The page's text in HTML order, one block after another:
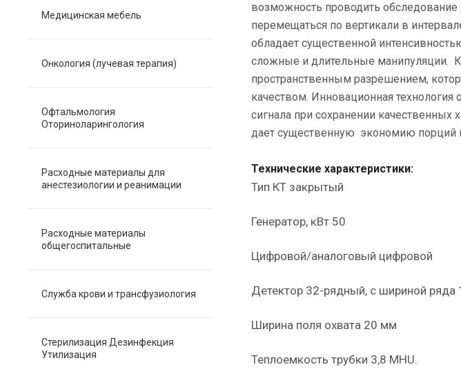
возможность проводить
перемещаться по вертикали в
обладает существенной
сложные и длительные манипуляции.
пространственным разрешением,
качеством. Инновационная
сигнала при сохранении
дает существенную экономию порций
Технические характеристики:
Тип КТ закрытый
Генератор, кВт 50
Цифровой/аналоговый цифровой
Детектор 32-рядный, с шириной ряда
Ширина поля охвата 20 мм
Теплоемкость трубки 3,8 MHU.
Медицинская мебель
Онкология (лучевая терапия)
Офтальмология
Оториноларингология
Расходные материалы для
анестезиологии и реанимации
Расходные материалы
общегоспитальные
Служба крови и трансфузиология
Стерилизация Дезинфекция
Утилизация